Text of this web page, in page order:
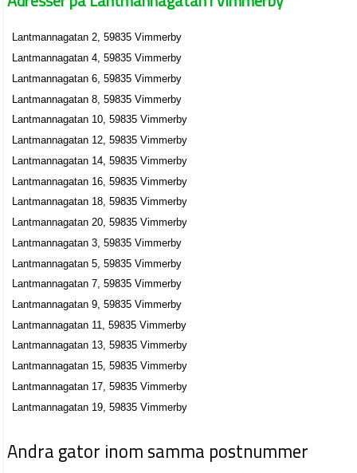
Lantmannagatan 2, 59835 Vimmerby
Lantmannagatan 4, 59835 Vimmerby
Lantmannagatan 6, 59835 Vimmerby
Lantmannagatan 8, 59835 Vimmerby
Lantmannagatan 10, 59835 Vimmerby
Lantmannagatan 12, 59835 Vimmerby
Lantmannagatan 14, 59835 Vimmerby
Lantmannagatan 16, 59835 Vimmerby
Lantmannagatan 18, 59835 Vimmerby
Lantmannagatan 20, 59835 Vimmerby
Lantmannagatan 3, 59835 Vimmerby
Lantmannagatan 5, 59835 Vimmerby
Lantmannagatan 7, 59835 Vimmerby
Lantmannagatan 9, 59835 Vimmerby
Lantmannagatan 11, 59835 Vimmerby
Lantmannagatan 13, 59835 Vimmerby
Lantmannagatan 15, 59835 Vimmerby
Lantmannagatan 17, 59835 Vimmerby
Lantmannagatan 19, 59835 Vimmerby
Andra gator inom samma postnummer